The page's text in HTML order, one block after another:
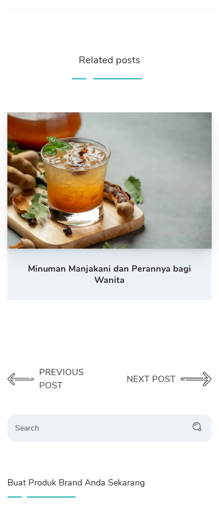
Related posts
Minuman Manjakani dan Perannya bagi
Wanita
PREVIOUS
POST
NEXT POST
Buat Produk Brand Anda Sekarang